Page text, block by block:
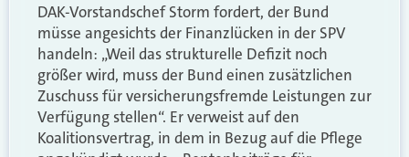
DAK-Vorstandschef Storm fordert, der Bund
müsse angesichts der Finanzlücken in der SPV
handeln: „Weil das strukturelle Defizit noch
größer wird, muss der Bund einen zusätzlichen
Zuschuss für versicherungsfremde Leistungen zur
Verfügung stellen“. Er verweist auf den
Koalitionsvertrag, in dem in Bezug auf die Pflege